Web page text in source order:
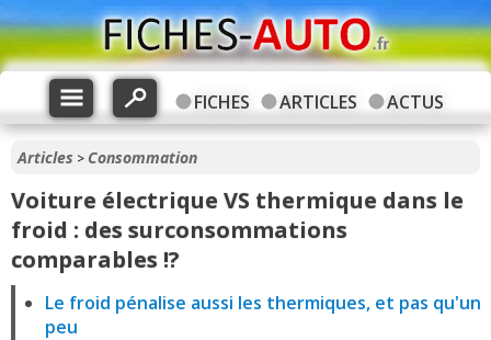
FICHES ARTICLES ACTUS
Articles > Consommation
Voiture électrique VS thermique dans le
froid : des surconsommations
comparables !?
Le froid pénalise aussi les thermiques, et pas qu'un
peu